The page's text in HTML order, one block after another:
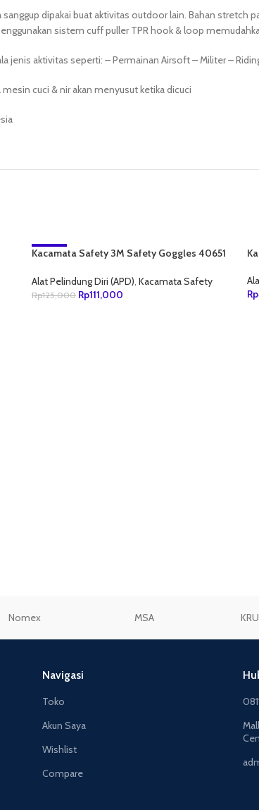
dipakai buat aktivitas outdoor lain. Bahan stretch
sistem cuff puller TPR hook & loop
jenis aktivitas seperti: – Permainan Airsoft – Militer –
cuci & nir akan menyusut ketika dicuci
-11%
Kacamata Safety 3M Safety Goggles 40651
Alat Pelindung Diri (APD), Kacamata Safety
Rp125,000 Rp111,000
Rp
Nomex MSA
Navigasi
Toko
Akun Saya
Wishlist
Compare